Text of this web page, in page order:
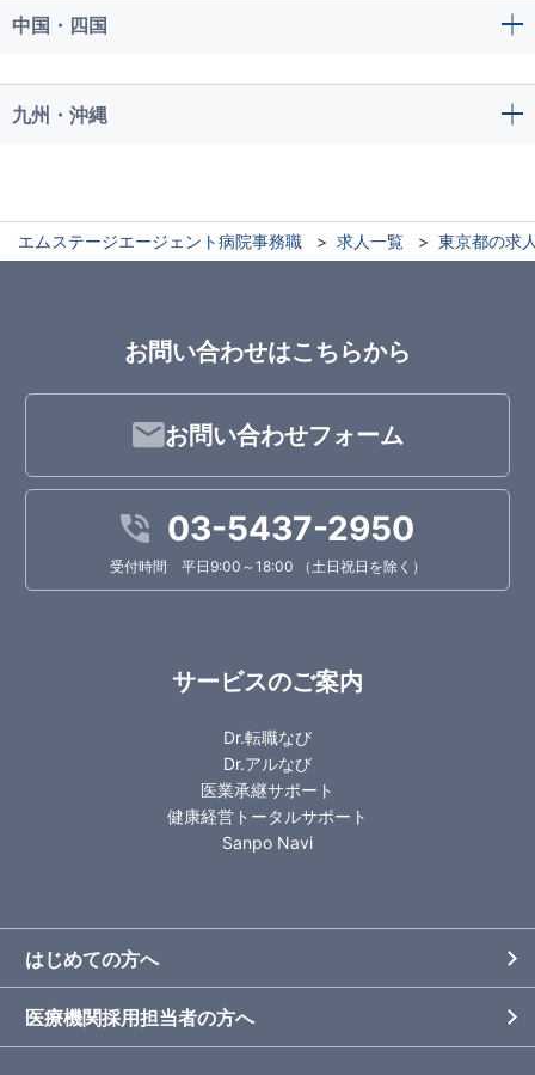
中国・四国
九州・沖縄
エムステージエージェント病院事務職 求人一覧 東京都の求
お問い合わせはこちらから
お問い合わせフォーム
03-5437-2950
受付時間 平日9:00～18:00 （土日祝日を除く）
サービスのご案内
Dr.転職なび
Dr.アルなび
医業承継サポート
健康経営トータルサポート
Sanpo Navi
はじめての方へ
医療機関採用担当者の方へ